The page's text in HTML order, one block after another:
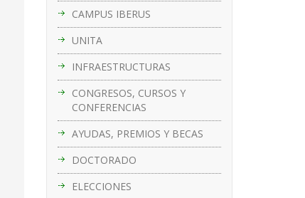
CAMPUS IBERUS
UNITA
INFRAESTRUCTURAS
CONGRESOS, CURSOS Y
CONFERENCIAS
AYUDAS, PREMIOS Y BECAS
DOCTORADO
ELECCIONES